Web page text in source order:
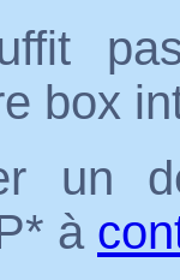
box
un
à